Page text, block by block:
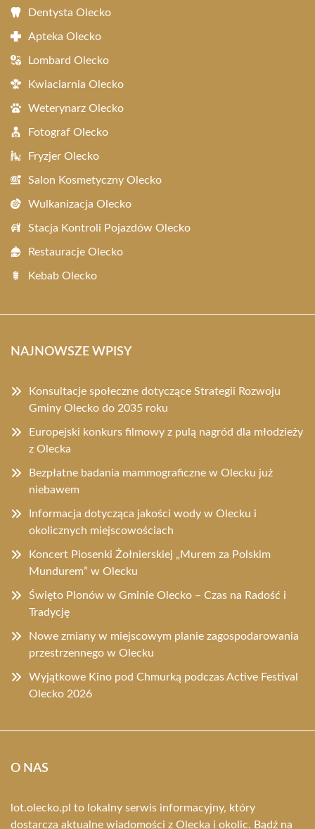
Dentysta Olecko
Apteka Olecko
Lombard Olecko
Kwiaciarnia Olecko
Weterynarz Olecko
Fotograf Olecko
Fryzjer Olecko
Salon Kosmetyczny Olecko
Wulkanizacja Olecko
Stacja Kontroli Pojazdów Olecko
Restauracje Olecko
Kebab Olecko
NAJNOWSZE WPISY
Konsultacje społeczne dotyczące Strategii Rozwoju
Gminy Olecko do 2035 roku
Europejski konkurs filmowy z pulą nagród dla młodzieży
z Olecka
Bezpłatne badania mammograficzne w Olecku już
niebawem
Informacja dotycząca jakości wody w Olecku i
okolicznych miejscowościach
Koncert Piosenki Żołnierskiej „Murem za Polskim
Mundurem” w Olecku
Święto Plonów w Gminie Olecko – Czas na Radość i
Tradycję
Nowe zmiany w miejscowym planie zagospodarowania
przestrzennego w Olecku
Wyjątkowe Kino pod Chmurką podczas Active Festival
Olecko 2026
O NAS
lot.olecko.pl to lokalny serwis informacyjny, który
dostarcza aktualne wiadomości z Olecka i okolic. Bądź na